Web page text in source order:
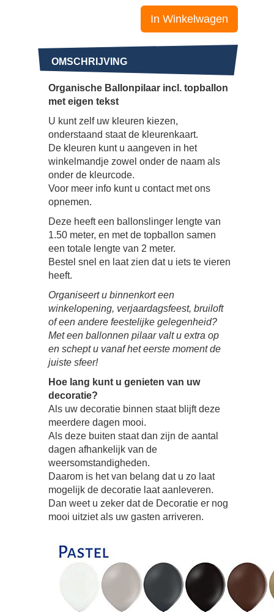
In Winkelwagen
OMSCHRIJVING
Organische Ballonpilaar incl. topballon
met eigen tekst
U kunt zelf uw kleuren kiezen,
onderstaand staat de kleurenkaart.
De kleuren kunt u aangeven in het
winkelmandje zowel onder de naam als
onder de kleurcode.
Voor meer info kunt u contact met ons
opnemen.
Deze heeft een ballonslinger lengte van
1.50 meter, en met de topballon samen
een totale lengte van 2 meter.
Bestel snel en laat zien dat u iets te vieren
heeft.
Organiseert u binnenkort een
winkelopening, verjaardagsfeest, bruiloft
of een andere feestelijke gelegenheid?
Met een ballonnen pilaar valt u extra op
en schept u vanaf het eerste moment de
juiste sfeer!
Hoe lang kunt u genieten van uw
decoratie?
Als uw decoratie binnen staat blijft deze
meerdere dagen mooi.
Als deze buiten staat dan zijn de aantal
dagen afhankelijk van de
weersomstandigheden.
Daarom is het van belang dat u zo laat
mogelijk de decoratie laat aanleveren.
Dan weet u zeker dat de Decoratie er nog
mooi uitziet als uw gasten arriveren.